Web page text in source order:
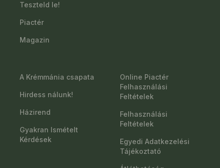
Teszteld le!
Piactér
Magazin
A Krémmánia csapata
Hirdess nálunk!
Házirend
Gyakran Ismételt
Kérdések
Online Piactér
Felhasználási
Feltételek
Felhasználási
Feltételek
Egyedi Adatkezelési
Tájékoztató